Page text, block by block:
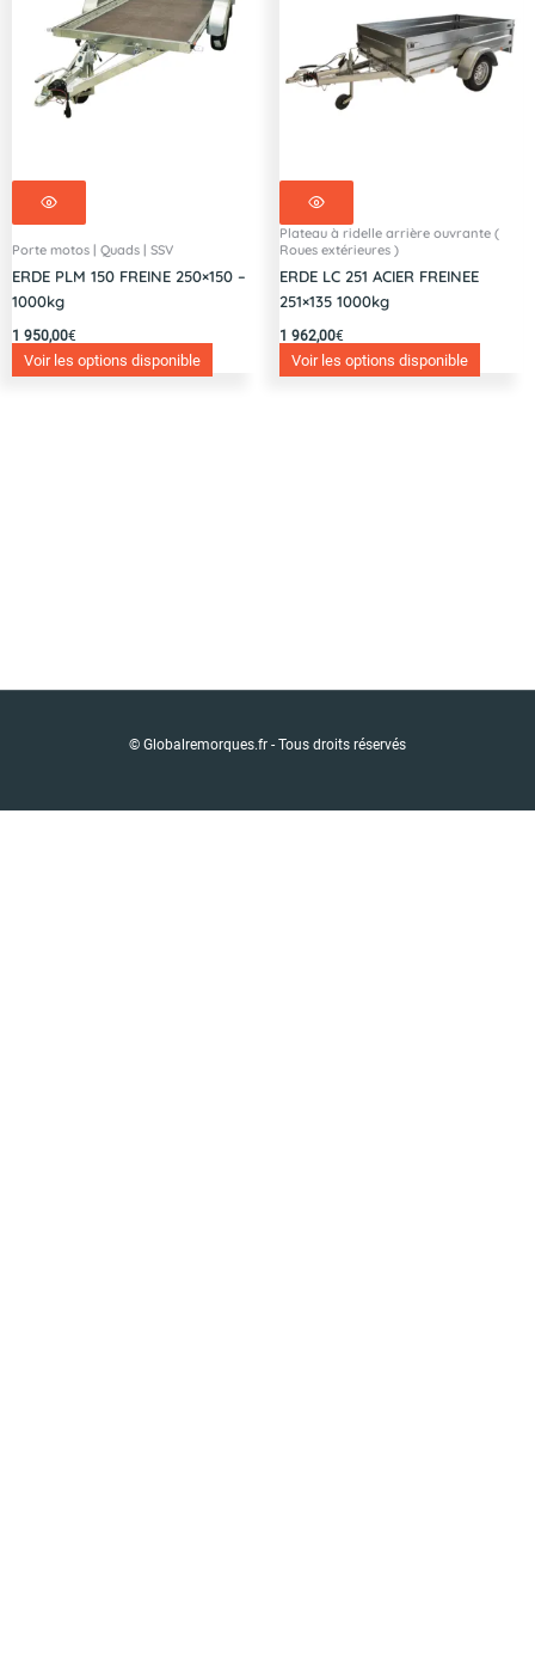
Porte motos | Quads | SSV
ERDE PLM 150 FREINE 250×150 –
1000kg
1 950,00€
Voir les options disponible
Plateau à ridelle arrière ouvrante (
Roues extérieures )
ERDE LC 251 ACIER FREINEE
251×135 1000kg
1 962,00€
Voir les options disponible
© Globalremorques.fr - Tous droits réservés